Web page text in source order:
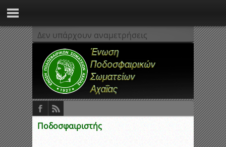
Δεν υπάρχουν αναμετρήσεις
Ποδοσφαιριστής